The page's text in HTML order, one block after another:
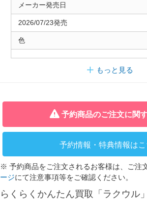
メーカー発売日
2026/07/23発売
色
もっと見る
予約商品のご注文に関
予約情報・特典情報はこ
※ 予約商品をご注文されるお客様は、ご注
ージにて注意事項等をご確認ください。
らくらくかんたん買取「ラクウル」